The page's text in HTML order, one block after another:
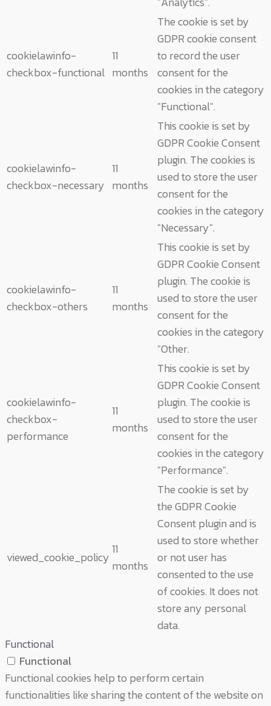
cookielawinfo-
checkbox-functional
11
months
The cookie is set by
GDPR cookie consent
to record the user
consent for the
cookies in the category
"Functional".
cookielawinfo-
checkbox-necessary
11
months
This cookie is set by
GDPR Cookie Consent
plugin. The cookies is
used to store the user
consent for the
cookies in the category
"Necessary".
cookielawinfo-
checkbox-others
11
months
This cookie is set by
GDPR Cookie Consent
plugin. The cookie is
used to store the user
consent for the
cookies in the category
"Other.
cookielawinfo-
checkbox-
performance
11
months
This cookie is set by
GDPR Cookie Consent
plugin. The cookie is
used to store the user
consent for the
cookies in the category
"Performance".
viewed_cookie_policy
11
months
The cookie is set by
the GDPR Cookie
Consent plugin and is
used to store whether
or not user has
consented to the use
of cookies. It does not
store any personal
data.
Functional
Functional
Functional cookies help to perform certain
functionalities like sharing the content of the website on